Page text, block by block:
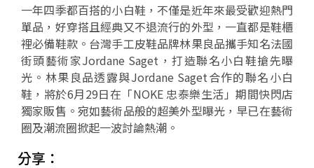
一年四季都百搭的小白鞋，不僅是近年來最受歡迎熱門
單品，好穿搭且經典又不退流行的外型，一直都是鞋櫃
裡必備鞋款。台灣手工皮鞋品牌林果良品攜手知名法國
街頭藝術家Jordane Saget，打造聯名小白鞋搶先曝
光。林果良品透露與Jordane Saget合作的聯名小白
鞋，將於6月29日在「NOKE 忠泰樂生活」期間快閃店
獨家販售。宛如藝術品般的超美外型曝光，早已在藝術
圈及潮流圈掀起一波討論熱潮。
分享：